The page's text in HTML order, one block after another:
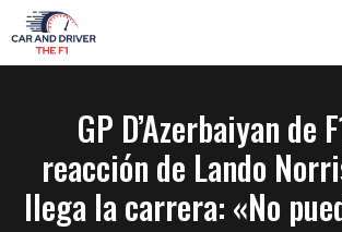
Saltar
al
contenido
GP D’Azerbaiyan de
reacción de Lando
llega la carrera: «No